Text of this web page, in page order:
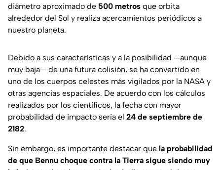
diámetro aproximado de 500 metros que orbita
alrededor del Sol y realiza acercamientos periódicos a
nuestro planeta.
Debido a sus características y a la posibilidad —aunque
muy baja— de una futura colisión, se ha convertido en
uno de los cuerpos celestes más vigilados por la NASA y
otras agencias espaciales. De acuerdo con los cálculos
realizados por los científicos, la fecha con mayor
probabilidad de impacto sería el 24 de septiembre de
2182.
Sin embargo, es importante destacar que la probabilidad
de que Bennu choque contra la Tierra sigue siendo muy